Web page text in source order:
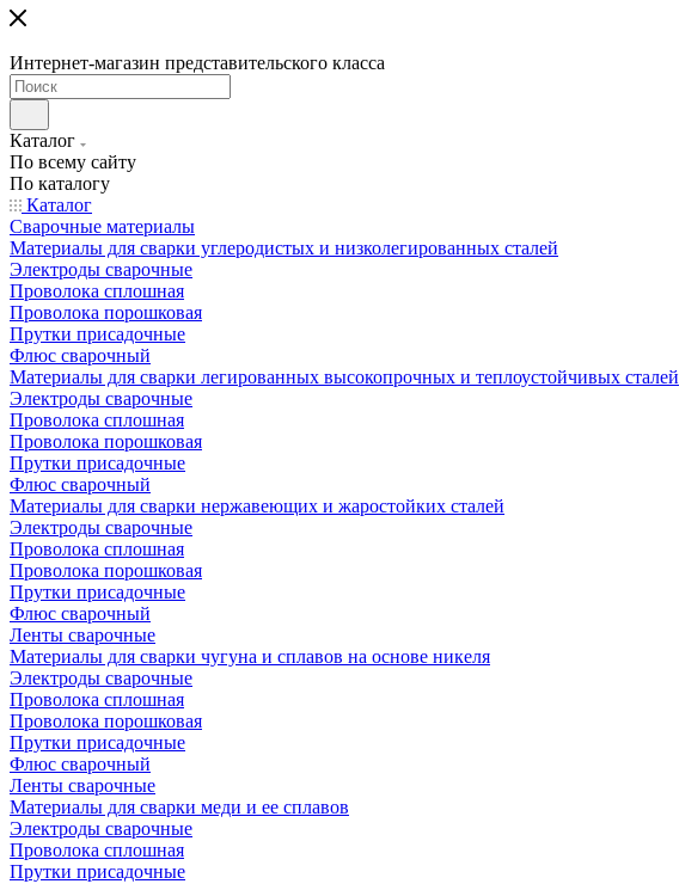
Интернет-магазин представительского класса
Каталог
По всему сайту
По каталогу
Каталог
Сварочные материалы
Материалы для сварки углеродистых и низколегированных сталей
Электроды сварочные
Проволока сплошная
Проволока порошковая
Прутки присадочные
Флюс сварочный
Материалы для сварки легированных высокопрочных и теплоустойчивых сталей
Электроды сварочные
Проволока сплошная
Проволока порошковая
Прутки присадочные
Флюс сварочный
Материалы для сварки нержавеющих и жаростойких сталей
Электроды сварочные
Проволока сплошная
Проволока порошковая
Прутки присадочные
Флюс сварочный
Ленты сварочные
Материалы для сварки чугуна и сплавов на основе никеля
Электроды сварочные
Проволока сплошная
Проволока порошковая
Прутки присадочные
Флюс сварочный
Ленты сварочные
Материалы для сварки меди и ее сплавов
Электроды сварочные
Проволока сплошная
Прутки присадочные